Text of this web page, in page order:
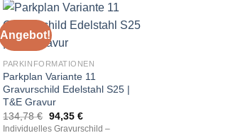
Angebot!
PARKINFORMATIONEN
Parkplan Variante 11
Gravurschild Edelstahl S25 |
T&E Gravur
134,78€ Ursprünglicher
Preis
94,35 €Aktueller
Preis
Individuelles Gravurschild –